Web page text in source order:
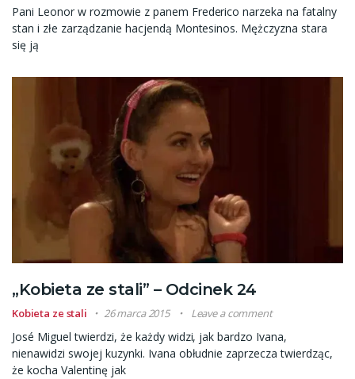
Pani Leonor w rozmowie z panem Frederico narzeka na fatalny
stan i złe zarządzanie hacjendą Montesinos. Mężczyzna stara
się ją
„Kobieta ze stali” – Odcinek 24
Kobieta ze stali 26 marca 2015 Leave a comment
José Miguel twierdzi, że każdy widzi, jak bardzo Ivana,
nienawidzi swojej kuzynki. Ivana obłudnie zaprzecza twierdząc,
że kocha Valentinę jak